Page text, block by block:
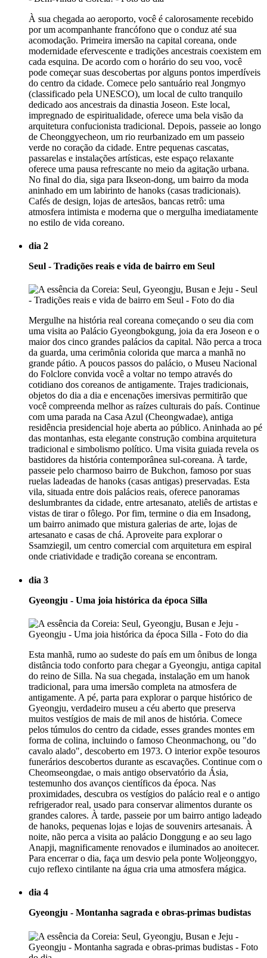
À sua chegada ao aeroporto, você é calorosamente recebido
por um acompanhante francófono que o conduz até sua
acomodação. Primeira imersão na capital coreana, onde
modernidade efervescente e tradições ancestrais coexistem em
cada esquina. De acordo com o horário do seu voo, você
pode começar suas descobertas por alguns pontos imperdíveis
do centro da cidade. Comece pelo santuário real Jongmyo
(classificado pela UNESCO), um local de culto tranquilo
dedicado aos ancestrais da dinastia Joseon. Este local,
impregnado de espiritualidade, oferece uma bela visão da
arquitetura confucionista tradicional. Depois, passeie ao longo
de Cheonggyecheon, um rio reurbanizado em um passeio
verde no coração da cidade. Entre pequenas cascatas,
passarelas e instalações artísticas, este espaço relaxante
oferece uma pausa refrescante no meio da agitação urbana.
No final do dia, siga para Ikseon-dong, um bairro da moda
aninhado em um labirinto de hanoks (casas tradicionais).
Cafés de design, lojas de artesãos, bancas retrô: uma
atmosfera intimista e moderna que o mergulha imediatamente
no estilo de vida coreano.
dia 2
Seul - Tradições reais e vida de bairro em Seul
Mergulhe na história real coreana começando o seu dia com
uma visita ao Palácio Gyeongbokgung, joia da era Joseon e o
maior dos cinco grandes palácios da capital. Não perca a troca
da guarda, uma cerimônia colorida que marca a manhã no
grande pátio. A poucos passos do palácio, o Museu Nacional
do Folclore convida você a voltar no tempo através do
cotidiano dos coreanos de antigamente. Trajes tradicionais,
objetos do dia a dia e encenações imersivas permitirão que
você compreenda melhor as raízes culturais do país. Continue
com uma parada na Casa Azul (Cheongwadae), antiga
residência presidencial hoje aberta ao público. Aninhada ao pé
das montanhas, esta elegante construção combina arquitetura
tradicional e simbolismo político. Uma visita guiada revela os
bastidores da história contemporânea sul-coreana. À tarde,
passeie pelo charmoso bairro de Bukchon, famoso por suas
ruelas ladeadas de hanoks (casas antigas) preservadas. Esta
vila, situada entre dois palácios reais, oferece panoramas
deslumbrantes da cidade, entre artesanato, ateliês de artistas e
vistas de tirar o fôlego. Por fim, termine o dia em Insadong,
um bairro animado que mistura galerias de arte, lojas de
artesanato e casas de chá. Aproveite para explorar o
Ssamziegil, um centro comercial com arquitetura em espiral
onde criatividade e tradição coreana se encontram.
dia 3
Gyeongju - Uma joia histórica da época Silla
Esta manhã, rumo ao sudeste do país em um ônibus de longa
distância todo conforto para chegar a Gyeongju, antiga capital
do reino de Silla. Na sua chegada, instalação em um hanok
tradicional, para uma imersão completa na atmosfera de
antigamente. A pé, parta para explorar o parque histórico de
Gyeongju, verdadeiro museu a céu aberto que preserva
muitos vestígios de mais de mil anos de história. Comece
pelos túmulos do centro da cidade, esses grandes montes em
forma de colina, incluindo o famoso Cheonmachong, ou "do
cavalo alado", descoberto em 1973. O interior expõe tesouros
funerários descobertos durante as escavações. Continue com o
Cheomseongdae, o mais antigo observatório da Ásia,
testemunho dos avanços científicos da época. Nas
proximidades, descubra os vestígios do palácio real e o antigo
refrigerador real, usado para conservar alimentos durante os
grandes calores. À tarde, passeie por um bairro antigo ladeado
de hanoks, pequenas lojas e lojas de souvenirs artesanais. À
noite, não perca a visita ao palácio Donggung e ao seu lago
Anapji, magnificamente renovados e iluminados ao anoitecer.
Para encerrar o dia, faça um desvio pela ponte Woljeonggyo,
cujo reflexo cintilante na água cria uma atmosfera mágica.
dia 4
Gyeongju - Montanha sagrada e obras-primas budistas